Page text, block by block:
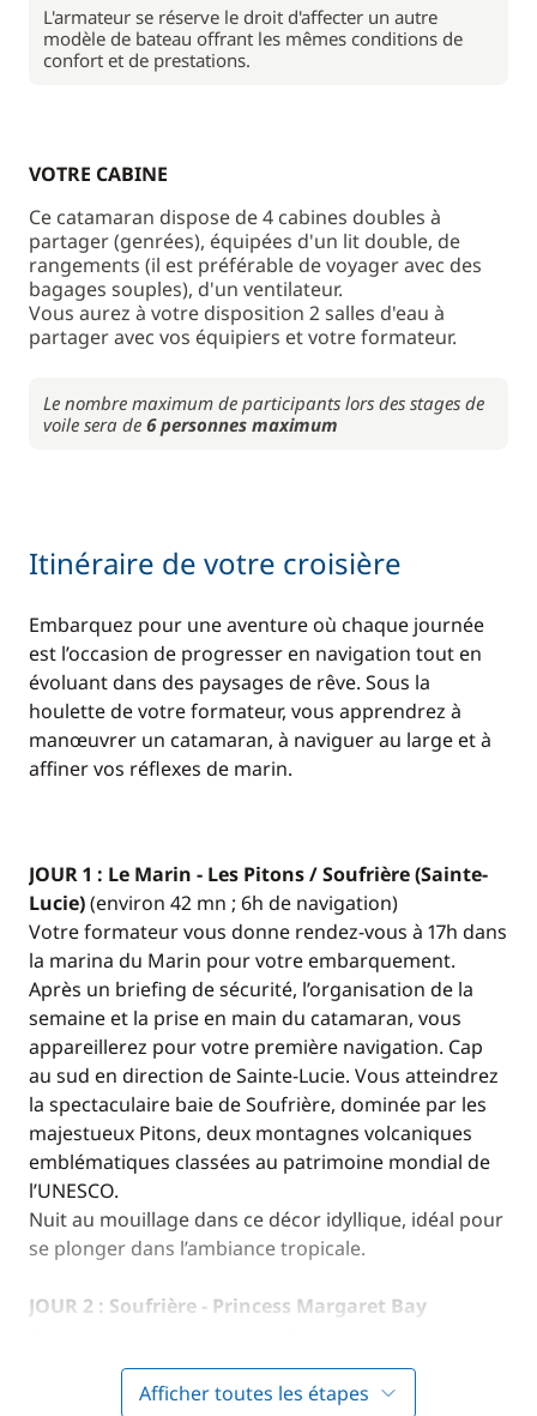
L'armateur se réserve le droit d'affecter un autre
modèle de bateau offrant les mêmes conditions de
confort et de prestations.
VOTRE CABINE
Ce catamaran dispose de 4 cabines doubles à
partager (genrées), équipées d'un lit double, de
rangements (il est préférable de voyager avec des
bagages souples), d'un ventilateur.
Vous aurez à votre disposition 2 salles d'eau à
partager avec vos équipiers et votre formateur.
Le nombre maximum de participants lors des stages de
voile sera de 6 personnes maximum
Itinéraire de votre croisière
Embarquez pour une aventure où chaque journée
est l’occasion de progresser en navigation tout en
évoluant dans des paysages de rêve. Sous la
houlette de votre formateur, vous apprendrez à
manœuvrer un catamaran, à naviguer au large et à
affiner vos réflexes de marin.
JOUR 1 : Le Marin - Les Pitons / Soufrière (Sainte-
Lucie)(environ 42 mn ; 6h de navigation)
Votre formateur vous donne rendez-vous à 17h dans
la marina du Marin pour votre embarquement.
Après un briefing de sécurité, l’organisation de la
semaine et la prise en main du catamaran, vous
appareillerez pour votre première navigation. Cap
au sud en direction de Sainte-Lucie. Vous atteindrez
la spectaculaire baie de Soufrière, dominée par les
majestueux Pitons, deux montagnes volcaniques
emblématiques classées au patrimoine mondial de
l’UNESCO.
Nuit au mouillage dans ce décor idyllique, idéal pour
se plonger dans l’ambiance tropicale.
JOUR 2 : Soufrière - Princess Margaret Bay
Cette journée sera l’occasion de travailler vos
compétences de navigation au large : réglages de
Afficher toutes les étapes